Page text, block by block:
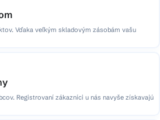
Vďaka veľkým skladovým zásobám vašu
Registrovaní zákazníci u nás navyše získavajú